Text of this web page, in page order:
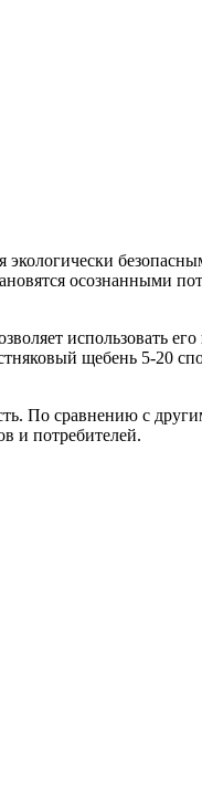
осознанными
использовать
щебень 5-20
По сравнению с
и потребителей.